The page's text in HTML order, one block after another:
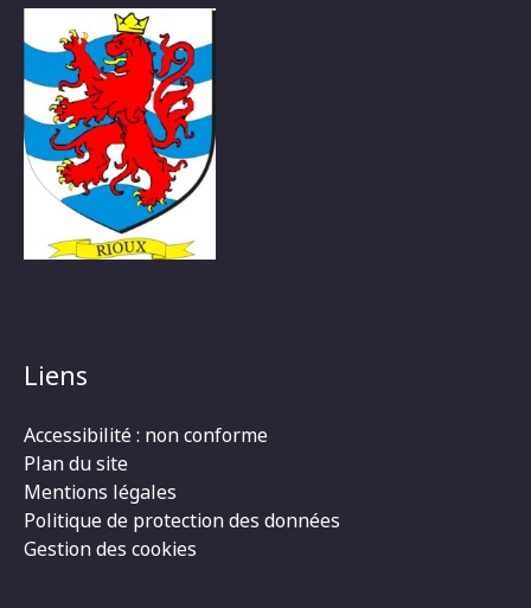
Liens
Accessibilité : non conforme
Plan du site
Mentions légales
Politique de protection des données
Gestion des cookies